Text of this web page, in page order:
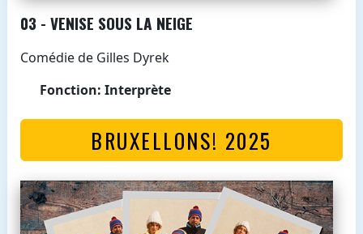
03 - VENISE SOUS LA NEIGE
Comédie de Gilles Dyrek
Fonction: Interprète
BRUXELLONS! 2025